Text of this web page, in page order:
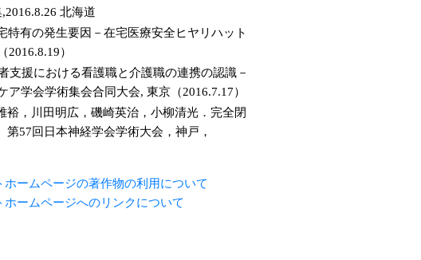
北海道
有の発生要因－在宅医療安全ヒヤリハット
）
支援における看護職と介護職の連携の認識－
学会学術集会合同大会, 東京（2016.7.17）
，川田明広，磯崎英治，小柳清光．完全閉
57回日本神経学会学術大会，神戸，
ームページの著作物の利用について
ームページへのリンクについて